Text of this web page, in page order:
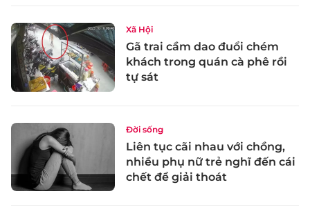
Xã Hội
Gã trai cầm dao đuổi chém
khách trong quán cà phê rồi
tự sát
Đời sống
Liên tục cãi nhau với chồng,
nhiều phụ nữ trẻ nghĩ đến cái
chết để giải thoát